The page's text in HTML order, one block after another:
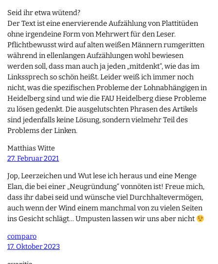
Seid ihr etwa wütend?
Der Text ist eine enervierende Aufzählung von Plattitüden
ohne irgendeine Form von Mehrwert für den Leser.
Pflichtbewusst wird auf alten weißen Männern rumgeritten
während in ellenlangen Aufzählungen wohl bewiesen
werden soll, dass man auch ja jeden „mitdenkt“, wie das im
Linkssprech so schön heißt. Leider weiß ich immer noch
nicht, was die spezifischen Probleme der Lohnabhängigen in
Heidelberg sind und wie die FAU Heidelberg diese Probleme
zu lösen gedenkt. Die ausgelutschten Phrasen des Artikels
sind jedenfalls keine Lösung, sondern vielmehr Teil des
Problems der Linken.
Matthias Witte
27. Februar 2021
Jop, Leerzeichen und Wut lese ich heraus und eine Menge
Elan, die bei einer „Neugründung“ vonnöten ist! Freue mich,
dass ihr dabei seid und wünsche viel Durchhaltevermögen,
auch wenn der Wind einem manchmal von zu vielen Seiten
ins Gesicht schlägt… Umpusten lassen wir uns aber nicht
comparo
17. Oktober 2023